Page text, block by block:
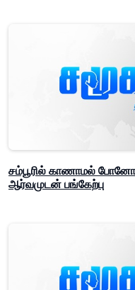
சம்பூரில் காணாமல்
ஆர்வமுடன் பங்கேற்பு